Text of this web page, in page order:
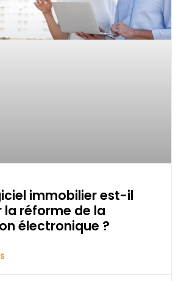
immobilier est-il
la réforme de la
électronique ?